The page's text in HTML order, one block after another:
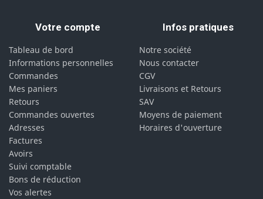
Votre compte
Tableau de bord
Informations personnelles
Commandes
Mes paniers
Retours
Commandes ouvertes
Adresses
Factures
Avoirs
Suivi comptable
Bons de réduction
Vos alertes
Infos pratiques
Notre société
Nous contacter
CGV
Livraisons et Retours
SAV
Moyens de paiement
Horaires d'ouverture